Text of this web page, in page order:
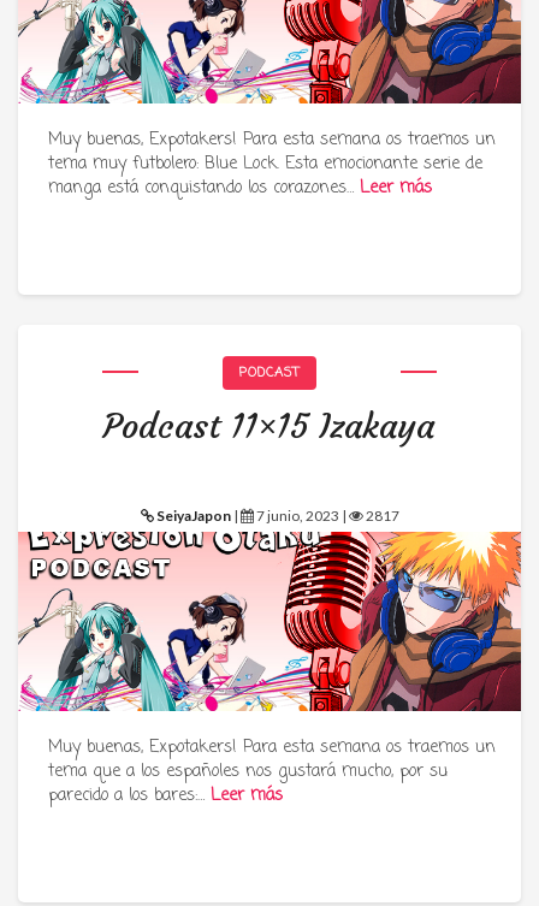
Muy buenas, Expotakers! Para esta semana os traemos un
tema muy futbolero: Blue Lock. Esta emocionante serie de
manga está conquistando los corazones… Leer más
PODCAST
Podcast 11×15 Izakaya
SeiyaJapon| 7 junio, 2023 | 2817
Muy buenas, Expotakers! Para esta semana os traemos un
tema que a los españoles nos gustará mucho, por su
parecido a los bares:… Leer más